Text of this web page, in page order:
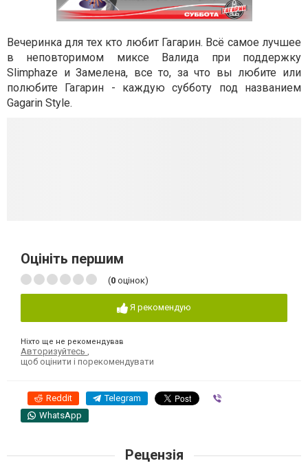
Вечеринка для тех кто любит Гагарин. Всё самое лучшее
в неповторимом миксе Валида при поддержку
Slimphaze и Замелена, все то, за что вы любите или
полюбите Гагарин - каждую субботу под названием
Gagarin Style.
Оцініть першим
(0 оцінок)
Я рекомендую
Ніхто ще не рекомендував
Авторизуйтесь
щоб оцінити і порекомендувати
Reddit Telegram
WhatsApp
Рецензія